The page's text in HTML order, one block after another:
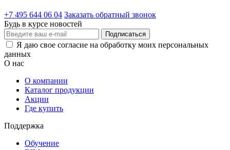
+7 495 644 06 04 Заказать обратный звонок
Будь в курсе новостей
Подписаться
Я даю свое согласие на обработку моих персональных
данных
О нас
О компании
Каталог продукции
Акции
Где купить
Поддержка
Обучение